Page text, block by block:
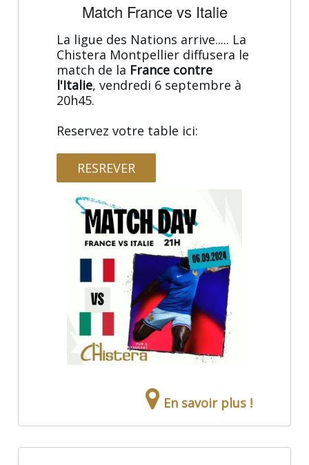
Match France vs Italie
La ligue des Nations arrive..... La
Chistera Montpellier diffusera le
match de la France contre
l'Italie, vendredi 6 septembre à
20h45.
Reservez votre table ici:
RESREVER
En savoir plus !